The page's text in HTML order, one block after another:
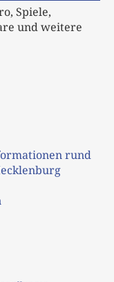
Spiele,
und weitere
rund